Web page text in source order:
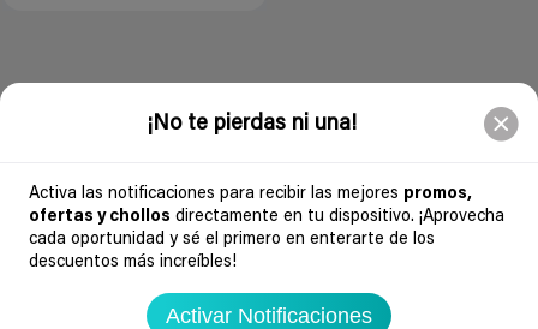
¡No te pierdas ni una!
Activa las notificaciones para recibir las mejores promos,
ofertas y chollos directamente en tu dispositivo. ¡Aprovecha
cada oportunidad y sé el primero en enterarte de los
descuentos más increíbles!
Activar Notificaciones
nuestra web. Por ejemplo, en calidad de Afiliado de Amazon, se obtienen
determina que chollos se publican.
Soydechollos.com encuentra los mejores chollos y ofertas de hoy en tecnología,
moda, hogar y más. Cupones verificados y alertas en tiempo real con nuestro
Avisador PRO. Ahorra ya
Descargar Nuestra APP